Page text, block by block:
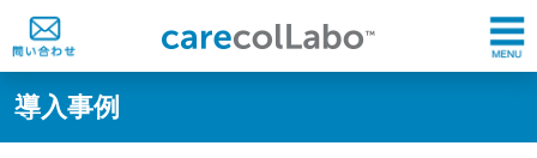
@ -0,0 +1,60 @@
導入事例